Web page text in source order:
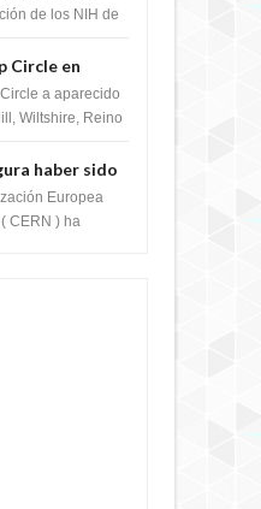
la
de los NIH de
Circle en
a aparecido
Wiltshire, Reino
haber sido
durante una
Hadrones
Europea
CERN ) ha